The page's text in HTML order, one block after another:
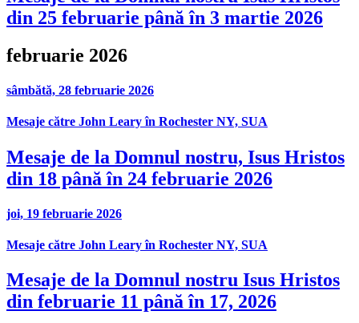
din 25 februarie până în 3 martie 2026
februarie 2026
sâmbătă, 28 februarie 2026
Mesaje către John Leary în Rochester NY, SUA
Mesaje de la Domnul nostru, Isus Hristos
din 18 până în 24 februarie 2026
joi, 19 februarie 2026
Mesaje către John Leary în Rochester NY, SUA
Mesaje de la Domnul nostru Isus Hristos
din februarie 11 până în 17, 2026